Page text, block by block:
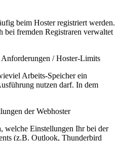
beim Hoster registriert werden.
bei fremden Registraren verwaltet
/ Hoster-Limits
Arbeits-Speicher ein
nutzen darf. In dem
der Webhoster
welche Einstellungen Ihr bei der
(z.B. Outlook, Thunderbird